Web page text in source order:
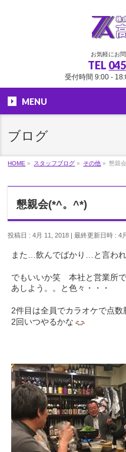
お気軽にお
TEL
受付時間 9:00 -
MENU
ブログ
HOME » スタッフブログ » その他 » 懇親
懇親会(*^。^*)
投稿日 : 4月 11, 2018 最終更新日時 : 4
また…飲んでばかり…と言わ
でもいいか笑 本社と営業所
あしよう。。と色々・・・
2件目は全員でカラオケで点数
2回いつやるかな